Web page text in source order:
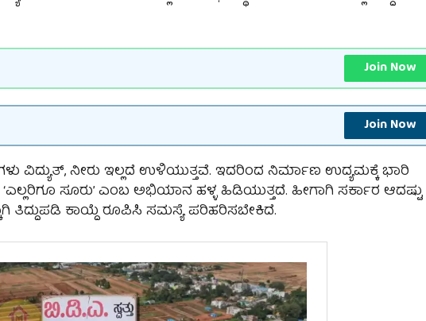
Join Now
Join Now
ವಿದ್ಯುತ್, ನೀರು ಇಲ್ಲದೆ ಉಳಿಯುತ್ತವೆ. ಇದರಿಂದ ನಿರ್ಮಾಣ ಉದ್ಯಮಕ್ಕೆ ಭಾರಿ
ಸೂರು’ ಎಂಬ ಅಭಿಯಾನ ಹಳ್ಳ ಹಿಡಿಯುತ್ತದೆ. ಹೀಗಾಗಿ ಸರ್ಕಾರ ಆದಷ್ಟು
ತಿದ್ದುಪಡಿ ಕಾಯ್ದೆ ರೂಪಿಸಿ ಸಮಸ್ಯೆ ಪರಿಹರಿಸಬೇಕಿದೆ.